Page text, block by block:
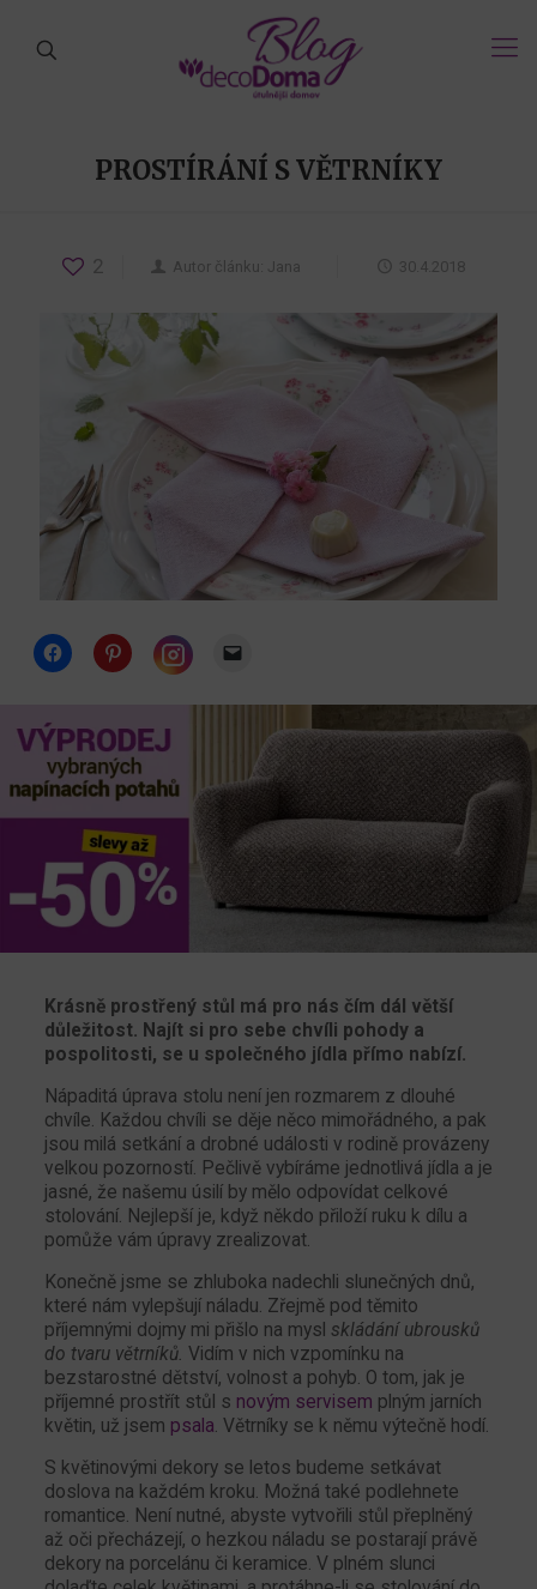
PROSTÍRÁNÍ S VĚTRNÍKY
2 Autor článku: Jana 30.4.2018
Click
to
(Opens
in
new
window)
Click
to
(Opens
in
new
window)in
new
link
friend
(Opens
in
window)
Krásně prostřený stůl má pro nás čím dál větší
důležitost. Najít si pro sebe chvíli pohody a
pospolitosti, se u společného jídla přímo nabízí.
Nápaditá úprava stolu není jen rozmarem z dlouhé
chvíle. Každou chvíli se děje něco mimořádného, a pak
jsou milá setkání a drobné události v rodině provázeny
velkou pozorností. Pečlivě vybíráme jednotlivá jídla a je
jasné, že našemu úsilí by mělo odpovídat celkové
stolování. Nejlepší je, když někdo přiloží ruku k dílu a
pomůže vám úpravy zrealizovat.
Konečně jsme se zhluboka nadechli slunečných dnů,
které nám vylepšují náladu. Zřejmě pod těmito
příjemnými dojmy mi přišlo na mysl skládání ubrousků
do tvaru větrníků. Vidím v nich vzpomínku na
bezstarostné dětství, volnost a pohyb. O tom, jak je
příjemné prostřít stůl s novým servisem plným jarních
květin, už jsem psala. Větrníky se k němu výtečně hodí.
S květinovými dekory se letos budeme setkávat
doslova na každém kroku. Možná také podlehnete
romantice. Není nutné, abyste vytvořili stůl přeplněný
až oči přecházejí, o hezkou náladu se postarají právě
dekory na porcelánu či keramice. V plném slunci